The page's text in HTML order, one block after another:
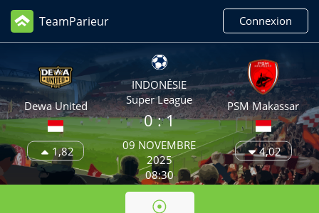
TeamParieur Connexion
Dewa United
1,82
INDONÉSIE
Super League
0 :1
09 NOVEMBRE
2025
08:30
PSM Makassar
4,02